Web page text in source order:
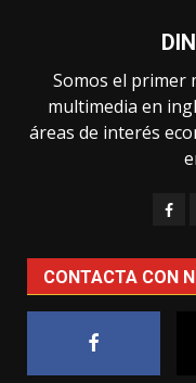
Somos el primer
multimedia en
áreas de interés
CONTACTA CON